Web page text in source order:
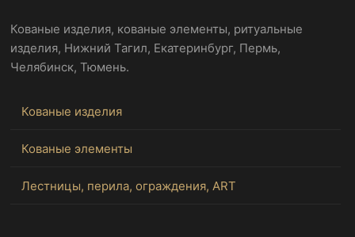
Кованые изделия, кованые элементы, ритуальные
изделия, Нижний Тагил, Екатеринбург, Пермь,
Челябинск, Тюмень.
Кованые изделия
Кованые элементы
Лестницы, перила, ограждения, ART